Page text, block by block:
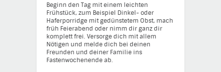
Beginn den Tag mit einem leichten
Frühstück, zum Beispiel Dinkel- oder
Haferporridge mit gedünstetem Obst, mach
früh Feierabend oder nimm dir ganz dir
komplett frei. Versorge dich mit allem
Nötigen und melde dich bei deinen
Freunden und deiner Familie ins
Fastenwochenende ab.